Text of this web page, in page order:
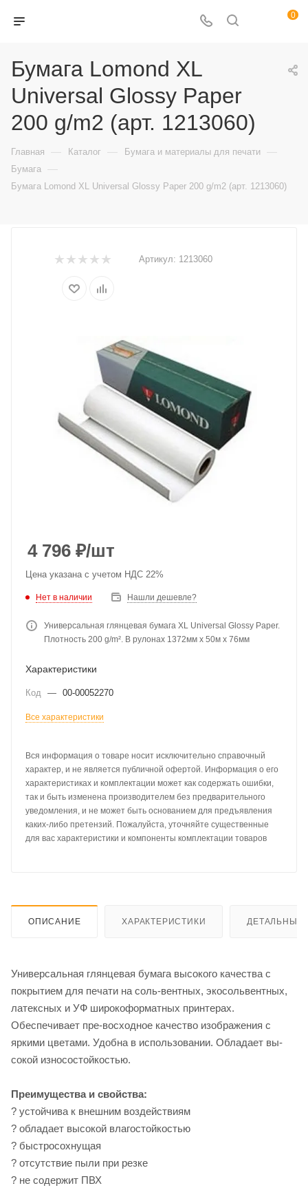
0
Бумага Lomond XL
Universal Glossy Paper
200 g/m2 (арт. 1213060)
Главная — Каталог — Бумага и материалы для печати —
Бумага —
Бумага Lomond XL Universal Glossy Paper 200 g/m2 (арт. 1213060)
Артикул: 1213060
4 796 ₽/шт
Цена указана с учетом НДС 22%
Нет в наличии Нашли дешевле?
Универсальная глянцевая бумага XL Universal Glossy Paper.
Плотность 200 g/m². В рулонах 1372мм х 50м х 76мм
Характеристики
Код — 00-00052270
Все характеристики
Вся информация о товаре носит исключительно справочный
характер, и не является публичной офертой. Информация о его
характеристиках и комплектации может как содержать ошибки,
так и быть изменена производителем без предварительного
уведомления, и не может быть основанием для предъявления
каких-либо претензий. Пожалуйста, уточняйте существенные
для вас характеристики и компоненты комплектации товаров
ОПИСАНИЕ ХАРАКТЕРИСТИКИ ДЕТАЛЬНЫЕ
Универсальная глянцевая бумага высокого качества с
покрытием для печати на соль-вентных, экосольвентных,
латексных и УФ широкоформатных принтерах.
Обеспечивает пре-восходное качество изображения с
яркими цветами. Удобна в использовании. Обладает вы-
сокой износостойкостью.
Преимущества и свойства:
? устойчива к внешним воздействиям
? обладает высокой влагостойкостью
? быстросохнущая
? отсутствие пыли при резке
? не содержит ПВХ